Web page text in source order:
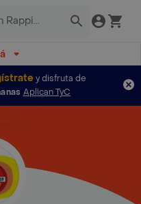
y disfruta de
Aplican TyC